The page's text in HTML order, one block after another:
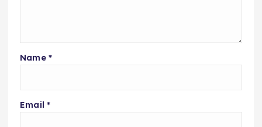
Name *
Email *